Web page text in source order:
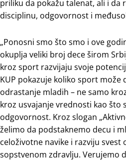
priliku da pokažu talenat, ali i da
disciplinu, odgovornost i
„Ponosni smo što smo i ove
okuplja veliki broj dece širom
kroz sport razvijaju svoje
KUP pokazuje koliko sport može
odrastanje mladih – ne samo
kroz usvajanje vrednosti kao što
odgovornost. Kroz slogan
želimo da podstaknemo decu i
celoživotne navike i razviju svest
sopstvenom zdravlju. Verujemo